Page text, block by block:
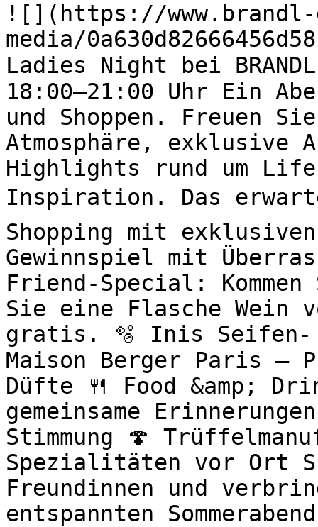
![](https://
media/
Ladies Night bei
18:00–21:00 Uhr Ein
und Shoppen. Freuen
Atmosphäre, exklusive
Highlights rund um
Inspiration. Das
Shopping mit
Gewinnspiel mit
Friend-Special:
Sie eine Flasche Wein
gratis. 🫧 Inis Seifen-
Maison Berger Paris –
Düfte 🍴 Food &amp;
gemeinsame
Stimmung 🍄
Spezialitäten vor Ort
Freundinnen und
entspannten